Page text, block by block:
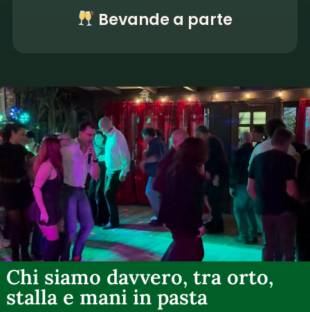
Bevande a parte
Chi siamo davvero, tra orto,
stalla e mani in pasta